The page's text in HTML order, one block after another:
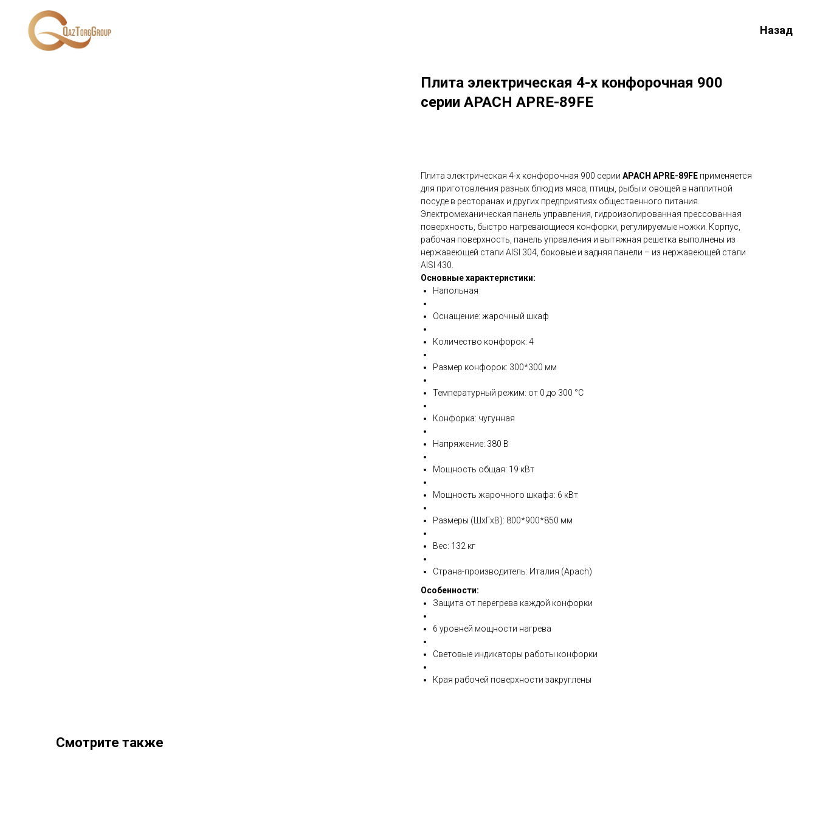
Назад
Плита электрическая 4-х конфорочная 900
серии APACH APRE-89FE
Плита электрическая 4-х конфорочная 900 серии APACH APRЕ-89FE применяется
для приготовления разных блюд из мяса, птицы, рыбы и овощей в наплитной
посуде в ресторанах и других предприятиях общественного питания.
Электромеханическая панель управления, гидроизолированная прессованная
поверхность, быстро нагревающиеся конфорки, регулируемые ножки. Корпус,
рабочая поверхность, панель управления и вытяжная решетка выполнены из
нержавеющей стали AISI 304, боковые и задняя панели – из нержавеющей стали
AISI 430.
Основные характеристики:
Напольная
Оснащение: жарочный шкаф
Количество конфорок: 4
Размер конфорок: 300*300 мм
Температурный режим: от 0 до 300 °С
Конфорка: чугунная
Напряжение: 380 В
Мощность общая: 19 кВт
Мощность жарочного шкафа: 6 кВт
Размеры (ШхГхВ): 800*900*850 мм
Вес: 132 кг
Страна-производитель: Италия (Apach)
Особенности:
Защита от перегрева каждой конфорки
6 уровней мощности нагрева
Световые индикаторы работы конфорки
Края рабочей поверхности закруглены
Смотрите также